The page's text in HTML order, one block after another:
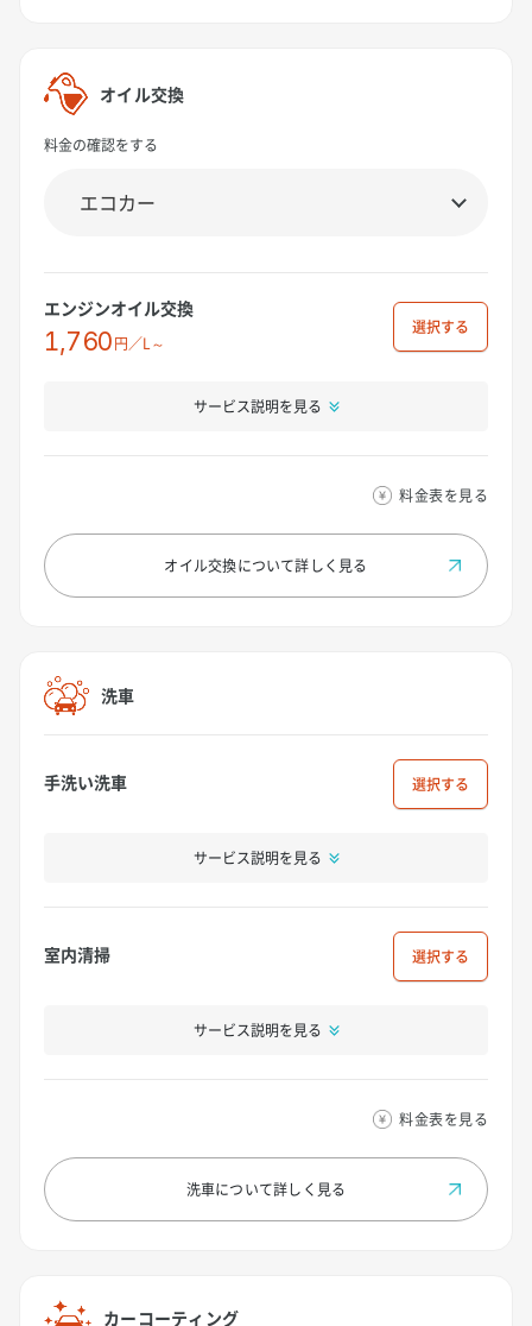
オイル交換
料金の確認をする
エンジンオイル交換
1,760円／L～
選択
サービス説明を見る
料金表を見る
オイル交換について詳しく見る
洗車
手洗い洗車 選択
サービス説明を見る
室内清掃 選択
サービス説明を見る
料金表を見る
洗車について詳しく見る
カーコーティング